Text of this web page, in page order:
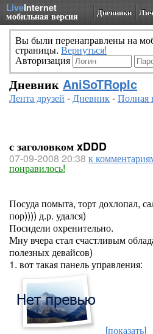
LiveInternet
мобильная версия Дневники
Вы были перенаправлены на
страницы. Вернуться!
Авторизация
Дневник AniSoTRopIc
Лента друзей -Дневник-Полная
с заголовком xDDD
07-09-2008 20:38 к
понравилось!
Посуда помыта, торт дохлопал,
пор)))) д.р. удался)
Посидели охренительно.
Мну вчера стал счастливым
полезных девайсов)
1. вот такая панель управления:
[показать]